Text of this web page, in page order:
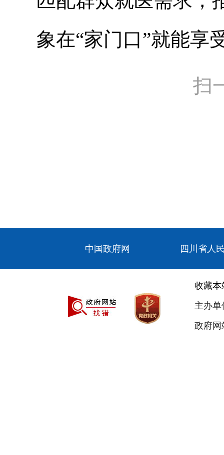
象在“家门口”就能享
扫
中国政府网 四川省人
收藏本
主办
政府网